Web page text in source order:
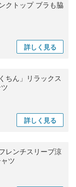
クトップ ブラも脇
詳しく 見る
ちん」リラックス
詳しく 見る
レンチスリーブ涼
ツ